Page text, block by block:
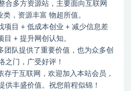
合多方资源站，主要面向互联网
类，资源丰富 物超所值。
项目 + 低成本创业 + 减少信息差
目 + 提升网创认知。
团队提供了重要价值，也为众多创
之门，广受好评！
存于互联网，欢迎加入本站会员，
供丰盛价值。祝您前程似锦！